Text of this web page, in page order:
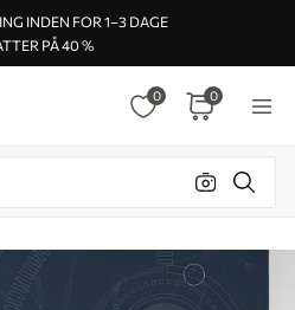
INDEN FOR 1–3 DAGE
PÅ 40 %
0 0